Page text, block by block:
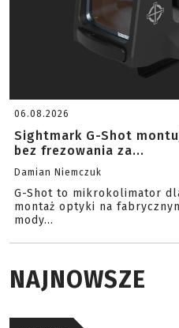
06.08.2026
Sightmark G-Shot
bez frezowania za...
Damian Niemczuk
G-Shot to mikrokolimator
montaż optyki na
mody...
NAJNOWSZE